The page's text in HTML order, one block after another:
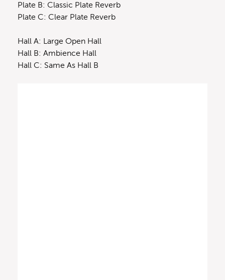
Plate B: Classic Plate Reverb
Plate C: Clear Plate Reverb
Hall A: Large Open Hall
Hall B: Ambience Hall
Hall C: Same As Hall B